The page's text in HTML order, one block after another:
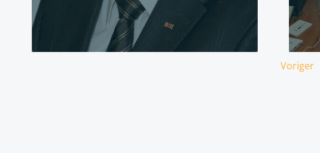
Voriger